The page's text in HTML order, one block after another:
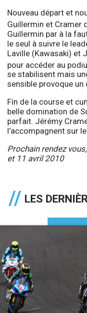
Nouveau départ et
Guillermin et Cramer
Guillermin par à la
le seul à suivre le
Laville (Kawasaki) et
pour accéder au
se stabilisent mais
sensible provoque un
Fin de la course et
belle domination de
parfait. Jérémy
l’accompagnent sur
Prochain rendez
et 11 avril 2010
LES